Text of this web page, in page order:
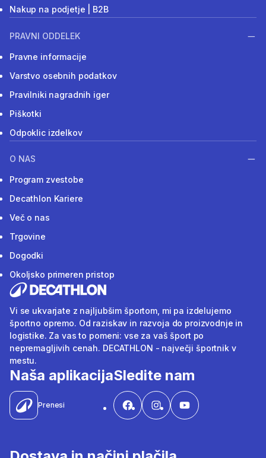
Nakup na podjetje | B2B
PRAVNI ODDELEK
Pravne informacije
Varstvo osebnih podatkov
Pravilniki nagradnih iger
Piškotki
Odpoklic izdelkov
O NAS
Program zvestobe
Decathlon Kariere
Več o nas
Trgovine
Dogodki
Okoljsko primeren pristop
Vi se ukvarjate z najljubšim športom, mi pa izdelujemo
športno opremo. Od raziskav in razvoja do proizvodnje in
logistike. Za vas to pomeni: vse za vaš šport po
nepremagljivih cenah. DECATHLON - največji športnik v
mestu.
Naša aplikacija
Prenesi
Sledite nam